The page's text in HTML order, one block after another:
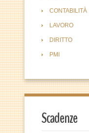
CONTABILITÀ
LAVORO
DIRITTO
PMI
Scadenze